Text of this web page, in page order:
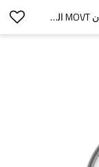
عرف الذهب الياقوت كريستال ووتش اليابان MOVT الكوارتز ووتش الفولاذ المقاوم للصدأ الظهر